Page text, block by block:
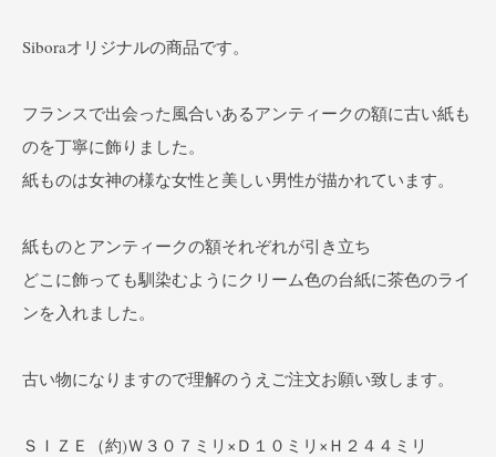
Siboraオリジナルの商品です。
フランスで出会った風合いあるアンティークの額に古い紙も
のを丁寧に飾りました。
紙ものは女神の様な女性と美しい男性が描かれています。
紙ものとアンティークの額それぞれが引き立ち
どこに飾っても馴染むようにクリーム色の台紙に茶色のライ
ンを入れました。
古い物になりますので理解のうえご注文お願い致します。
ＳＩＺＥ（約)Ｗ３０７ミリ×Ｄ１０ミリ×Ｈ２４４ミリ